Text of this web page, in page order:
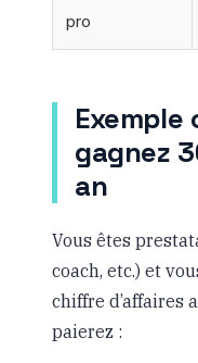
pro
gagnez
an
Vous êtes
coach, etc.) et
chiffre d’affaires
paierez :